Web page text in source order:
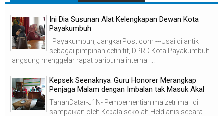
Ini Dia Susunan Alat Kelengkapan Dewan Kota
Payakumbuh
Payakumbuh, JangkarPost.com ---Usai dilantik
sebagai pimpinan definitif, DPRD Kota Payakumbuh
langsung menggelar rapat paripurna internal ...
Kepsek Seenaknya, Guru Honorer Merangkap
Penjaga Malam dengan Imbalan tak Masuk Akal
TanahDatar-J1N- Pemberhentian maizetrimal di
sampaikan oleh Kepala sekolah Heldianis secara